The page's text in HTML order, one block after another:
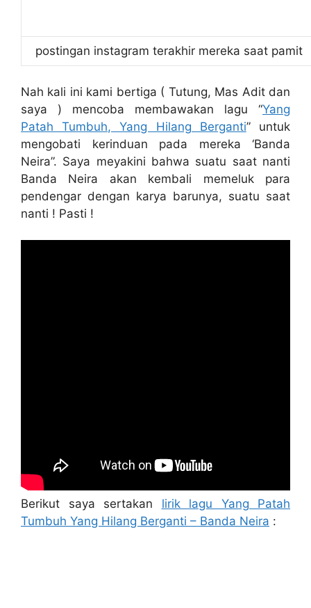
postingan instagram terakhir mereka saat pamit
Nah kali ini kami bertiga ( Tutung, Mas Adit dan
saya ) mencoba membawakan lagu “Yang
Patah Tumbuh, Yang Hilang Berganti” untuk
mengobati kerinduan pada mereka ‘Banda
Neira”. Saya meyakini bahwa suatu saat nanti
Banda Neira akan kembali memeluk para
pendengar dengan karya barunya, suatu saat
nanti ! Pasti !
Berikut saya sertakan lirik lagu Yang Patah
Tumbuh Yang Hilang Berganti – Banda Neira :